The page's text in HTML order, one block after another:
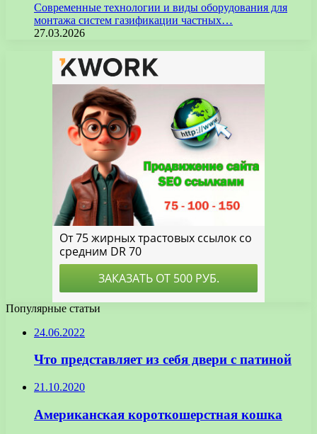
Современные технологии и виды оборудования для
монтажа систем газификации частных…
27.03.2026
Популярные статьи
24.06.2022
Что представляет из себя двери с патиной
21.10.2020
Американская короткошерстная кошка